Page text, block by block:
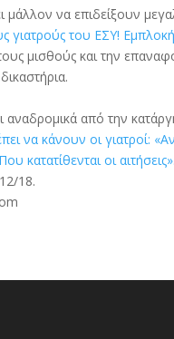
μάλλον να επιδείξουν
γιατρούς του ΕΣΥ!
μισθούς και την
αναδρομικά από την
να κάνουν οι γιατροί:
κατατίθενται οι αιτήσεις».
18.